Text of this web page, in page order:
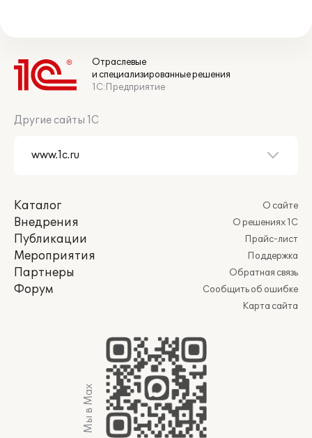
Отраслевые
и специализированные решения
1С:Предприятие
Другие сайты 1С
Каталог
Внедрения
Публикации
Мероприятия
Партнеры
Форум
О сайте
О решениях 1С
Прайс-лист
Поддержка
Обратная связь
Сообщить об ошибке
Карта сайта
Мы в Max